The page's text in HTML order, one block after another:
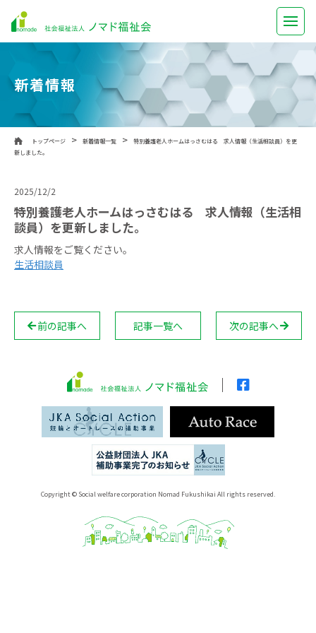
社会福祉法人 ノマ
新着情報
トップページ > 新着情報一覧 >
特別養護老人ホームはっさむはる 求人情報（生活相談員）を更
新しました。
2025/12/2
特別養護老人ホームはっさむはる 求人情報（生活相
談員）を更新しました。
求人情報をご覧ください。
生活相談員
前の記事へ 記事一覧へ 次の記事へ
Copyright © Social welfare corporation Nomad Fukushikai All rights reserved.